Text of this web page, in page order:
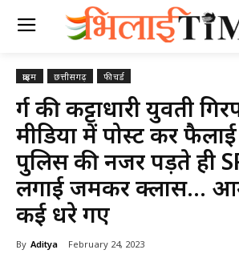
क्राइम छत्तीसगढ़ फीचर्ड
दुर्ग की कट्टाधारी युवती
मीडिया में पोस्ट कर
पुलिस की नजर पड़ते ही
लगाई जमकर क्लास…
कई धरे गए
By Aditya February 24, 2023